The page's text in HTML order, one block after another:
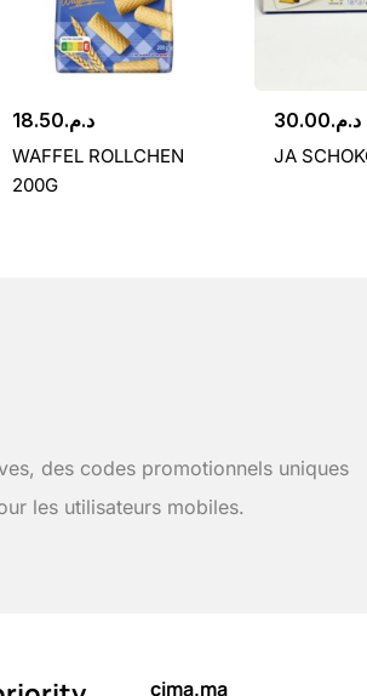
د.م.18.50
WAFFEL ROLLCHEN
200G
د.م.30.00
JA
des codes promotionnels uniques
les utilisateurs mobiles.
cima.ma